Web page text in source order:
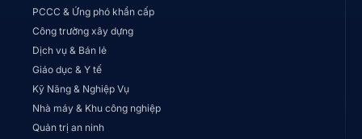
PCCC & Ứng phó khẩn cấp
Công trường xây dựng
Dịch vụ & Bán lẻ
Giáo dục & Y tế
Kỹ Năng & Nghiệp Vụ
Nhà máy & Khu công nghiệp
Quản trị an ninh